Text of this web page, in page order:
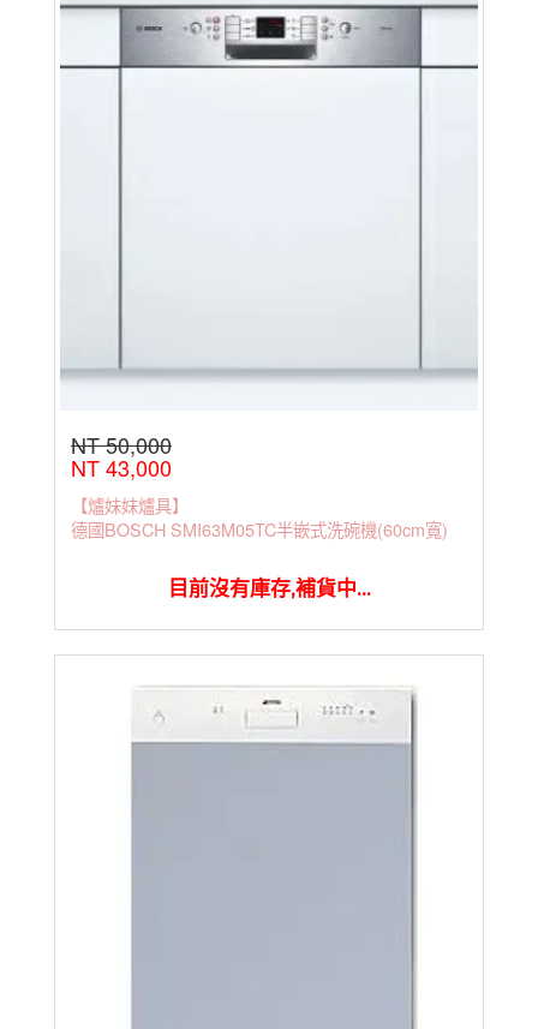
NT 50,000
NT 43,000
【爐妹妹爐具】
德國BOSCH SMI63M05TC半嵌式洗碗機(60cm寬)
目前沒有庫存,補貨中...